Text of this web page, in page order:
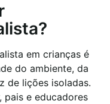
em crianças é
do ambiente, da
de lições isoladas.
pais e educadores